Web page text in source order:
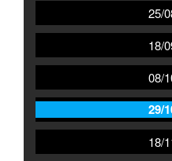
25/
18/
08/
29/
18/